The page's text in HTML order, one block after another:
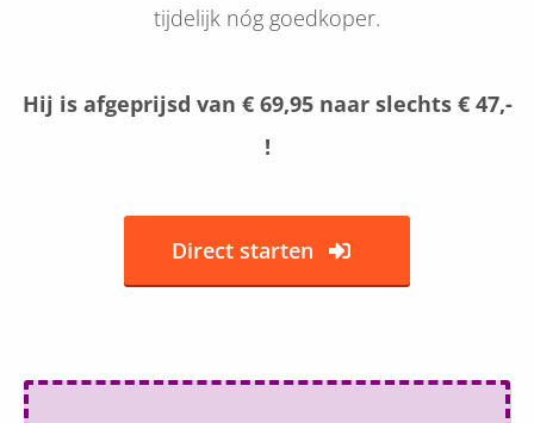
tijdelijk nóg goedkoper.
Hij is afgeprijsd van € 69,95 naar slechts € 47,-
!
Direct starten